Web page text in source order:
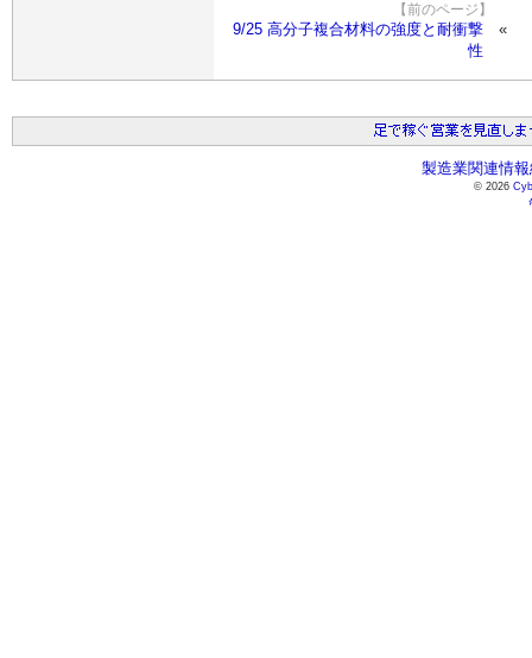
【前のページ】
9/25 高分子複合材料の強度と耐衝撃
性
製造業関連情
© 2026